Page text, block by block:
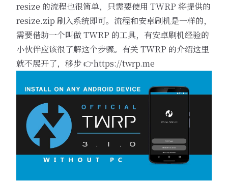
resize 的流程也很简单，只需要使用 TWRP 将提供的
resize.zip 刷入系统即可。流程和安卓刷机是一样的，
需要借助一个叫做 TWRP 的工具，有安卓刷机经验的
小伙伴应该很了解这个步骤。有关 TWRP 的介绍这里
就不展开了，移步 👉https://twrp.me